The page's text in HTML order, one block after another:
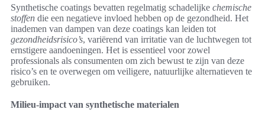
Synthetische coatings bevatten regelmatig schadelijke chemische
stoffen die een negatieve invloed hebben op de gezondheid. Het
inademen van dampen van deze coatings kan leiden tot
gezondheidsrisico’s, variërend van irritatie van de luchtwegen tot
ernstigere aandoeningen. Het is essentieel voor zowel
professionals als consumenten om zich bewust te zijn van deze
risico’s en te overwegen om veiligere, natuurlijke alternatieven te
gebruiken.
Milieu-impact van synthetische materialen